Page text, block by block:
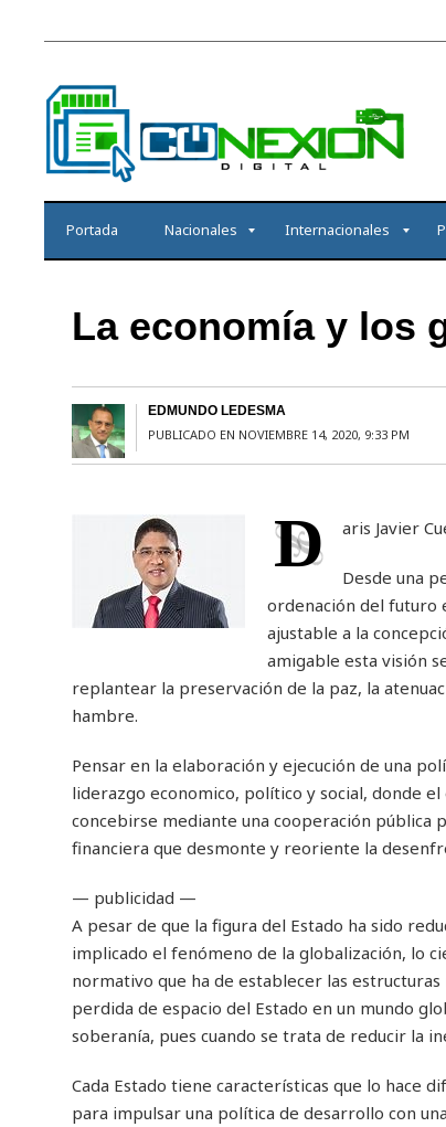
Portada Nacionales Internacionales
La economía y los
EDMUNDO LEDESMA
PUBLICADO EN NOVIEMBRE 14, 2020, 9:33 PM
D aris Javier
Desde una
ordenación del futuro
ajustable a la
amigable esta visión
replantear la preservación de la paz, la
hambre.
Pensar en la elaboración y ejecución de una
liderazgo economico, político y social, donde
concebirse mediante una cooperación pública
financiera que desmonte y reoriente la
— publicidad —
A pesar de que la figura del Estado ha sido
implicado el fenómeno de la globalización, lo
normativo que ha de establecer las
perdida de espacio del Estado en un mundo
soberanía, pues cuando se trata de reducir la
Cada Estado tiene características que lo hace
para impulsar una política de desarrollo con